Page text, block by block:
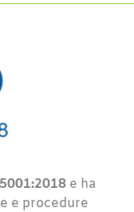
e ha
e procedure